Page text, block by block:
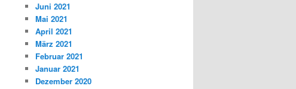
Juni 2021
Mai 2021
April 2021
März 2021
Februar 2021
Januar 2021
Dezember 2020